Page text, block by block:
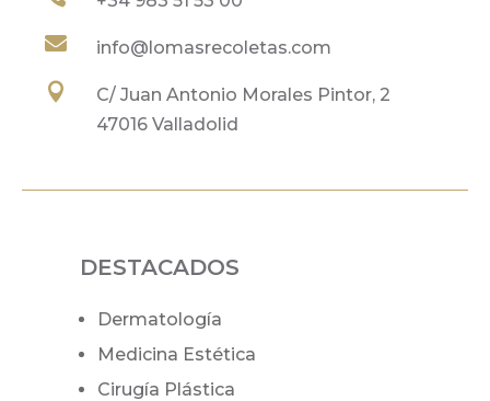
 info@lomasrecoletas.com

C/ Juan Antonio Morales Pintor, 2
47016 Valladolid
DESTACADOS
Dermatología
Medicina Estética
Cirugía Plástica